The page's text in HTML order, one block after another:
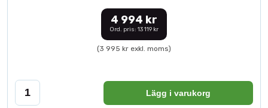
4 994 kr
Ord. pris: 13 119 kr
(3 995 kr exkl. moms)
Lägg i varukorg